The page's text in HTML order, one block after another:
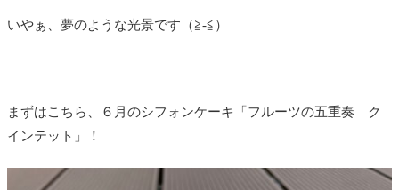
いやぁ、夢のような光景です（≧-≦）
まずはこちら、６月のシフォンケーキ「フルーツの五重奏 ク
インテット」！